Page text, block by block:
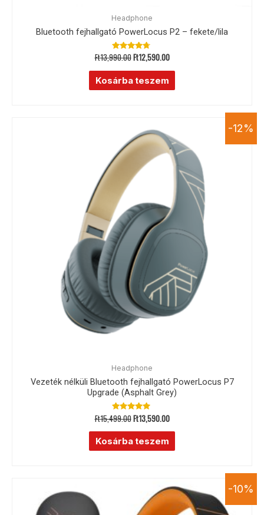
Headphone
Bluetooth fejhallgató PowerLocus P2 – fekete/lila
Értékelés:
4.55
/ 5
Ft13,990.00Ft12,590.00
Kosárba teszem
-12%
Headphone
Vezeték nélküli Bluetooth fejhallgató PowerLocus P7
Upgrade (Asphalt Grey)
Értékelés:
5.00
/ 5
Ft15,499.00Ft13,590.00
Kosárba teszem
-10%